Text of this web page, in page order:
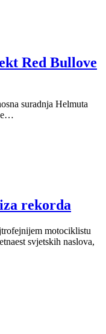
Red Bullove
suradnja Helmuta
rekorda
motociklistu
svjetskih naslova,